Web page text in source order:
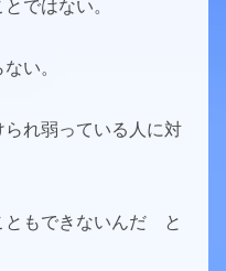
ではない。
い。
れ弱っている人に対
ともできないんだ と